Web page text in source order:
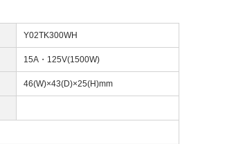
Y02TK300WH
15A・125V(1500W)
46(W)×43(D)×25(H)mm